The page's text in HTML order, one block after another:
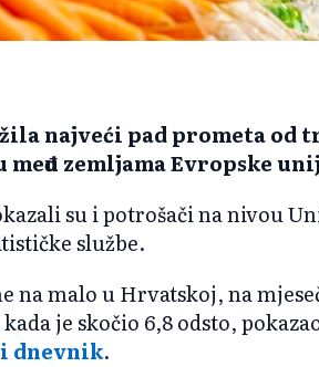
najveći pad prometa od
zemljama Evropske
su i potrošači na nivou
službe.
na malo u Hrvatskoj, na
je skočio 6,8 odsto,
dnevnik.